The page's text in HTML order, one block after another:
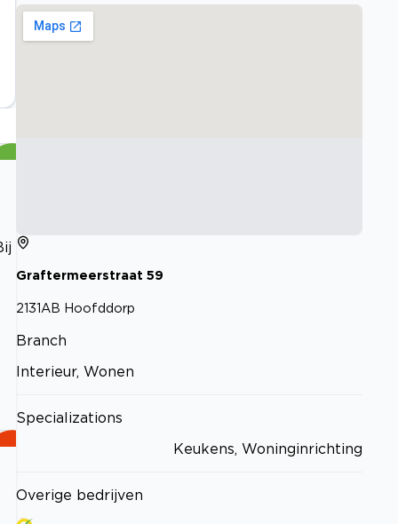
Graftermeerstraat 59
2131AB Hoofddorp
Branch
Interieur, Wonen
Specializations
Keukens, Woninginrichting
Overige bedrijven